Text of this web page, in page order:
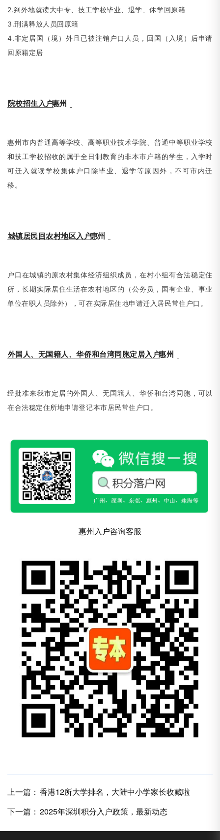
2.到外地就读大中专、技工学校毕业、退学、休学回原籍
3.刑满释放人员回原籍
4.非定居国
（境）外且已被注销户口人员，回国 （ 入境）后申请
回原籍定居
院校招生入户惠州
惠州市内普通高等学校、高等职业技术学院、普通中等职业学校
和技工学校招收的属于全日制教育的非本市户籍的学生，入学时
可迁入就读学校集体户口除毕业、退学等原因外，不可市内迁
移。
城镇居民回农村地区入户惠州
户口在城镇的原农村集体经济组织成员，在村小组有合法稳定住
所，长期实际居住生活在农村地区的
（公务员，国有企业、事业
单位在职人员除外），可在实际居住地申请迁入居民常住户口。
外国人、无国籍人、华侨和台湾同胞定居入户惠州
经批准来我市定居的外国人、无国籍人、华侨和台湾同胞，可以
在合法稳定住所地申请登记本市居民常住户口。
惠州入户咨询客服
上一篇： 香港12所大学排名，大陆中小学家长收藏啦
下一篇： 2025年深圳积分入户政策，最新动态